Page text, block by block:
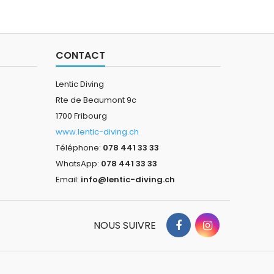
CONTACT
Lentic Diving
Rte de Beaumont 9c
1700 Fribourg
www.lentic-diving.ch
Téléphone: 078 441 33 33
WhatsApp: 078 441 33 33
Email: info@lentic-diving.ch
NOUS SUIVRE